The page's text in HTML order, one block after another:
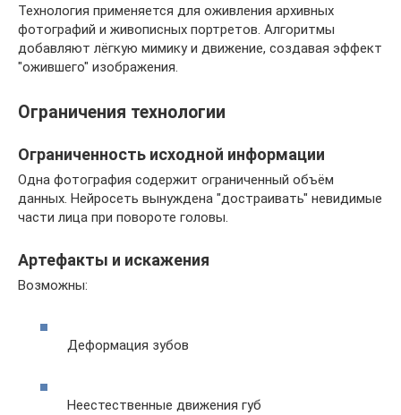
Технология применяется для оживления архивных
фотографий и живописных портретов. Алгоритмы
добавляют лёгкую мимику и движение, создавая эффект
"ожившего" изображения.
Ограничения технологии
Ограниченность исходной информации
Одна фотография содержит ограниченный объём
данных. Нейросеть вынуждена "достраивать" невидимые
части лица при повороте головы.
Артефакты и искажения
Возможны:
Деформация зубов
Неестественные движения губ